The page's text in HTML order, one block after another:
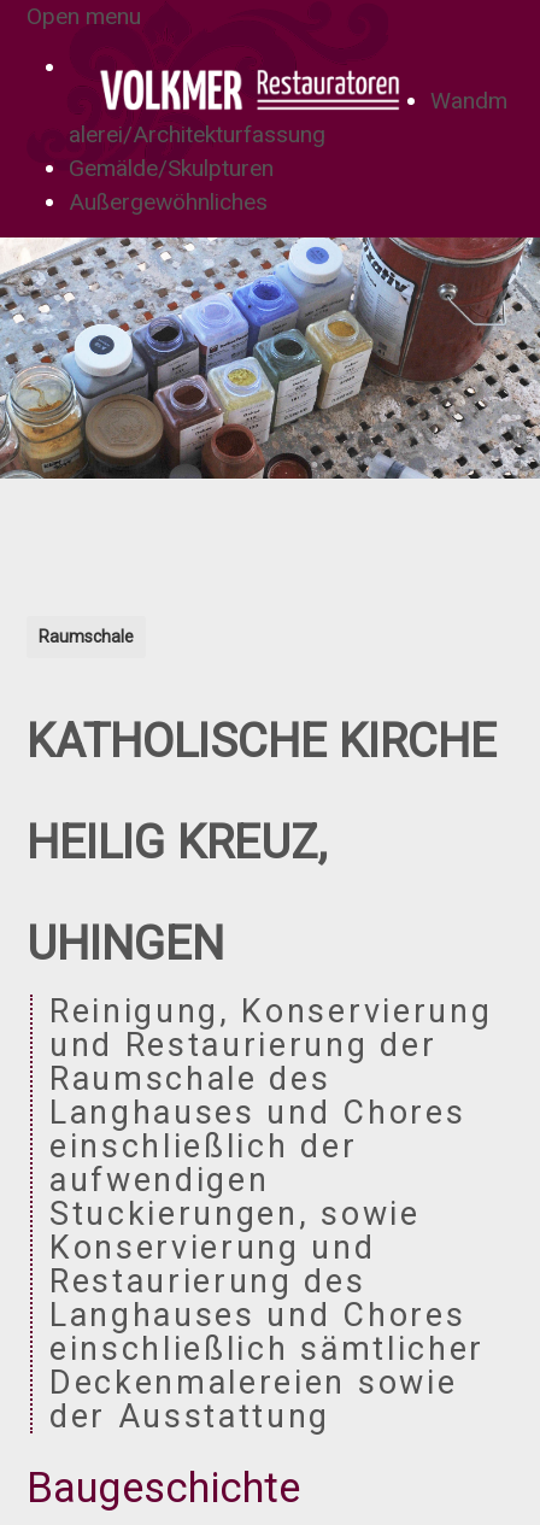
Open menu
Wandm
alerei/Architekturfassung
Gemälde/Skulpturen
Außergewöhnliches
Raumschale
KATHOLISCHE KIRCHE
HEILIG KREUZ,
UHINGEN
Reinigung, Konservierung
und Restaurierung der
Raumschale des
Langhauses und Chores
einschließlich der
aufwendigen
Stuckierungen, sowie
Konservierung und
Restaurierung des
Langhauses und Chores
einschließlich sämtlicher
Deckenmalereien sowie
der Ausstattung
Baugeschichte